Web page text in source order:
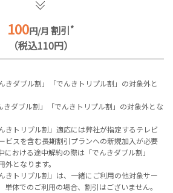
100円/月 割引*
（税込110円）
きダブル割」「でんきトリプル割」の対象外と
ダブル割」「でんきトリプル割」の対象外とな
きトリプル割」適応には弊社が指定するテレビ
ビスを含む長期割引プランへの新規加入が必要
おける途中解約の際は「でんきダブル割」
外となります。
きトリプル割」は、一緒にご利用の他対象サー
単体でのご利用の場合、割引はございません。